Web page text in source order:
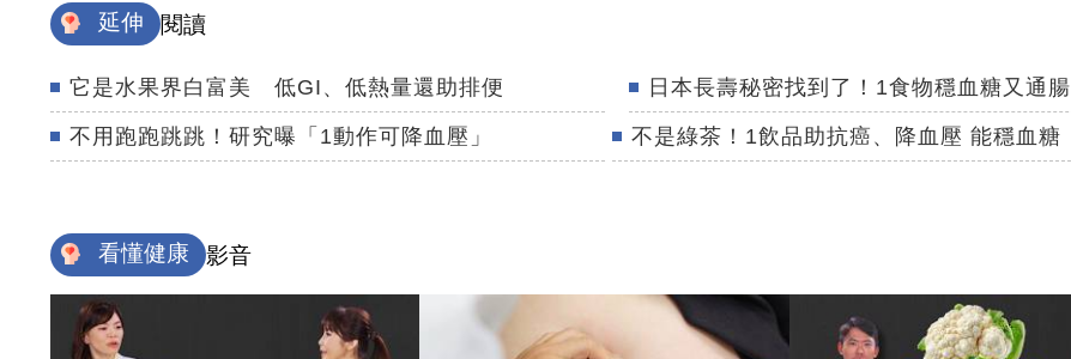
延伸 閱讀
它是水果界白富美 低GI、低熱量還助排便 日本長壽秘密找到了！1食物穩血糖又通腸
不用跑跑跳跳！研究曝「1動作可降血壓」 不是綠茶！1飲品助抗癌、降血壓 能穩血糖
看懂健康 影音